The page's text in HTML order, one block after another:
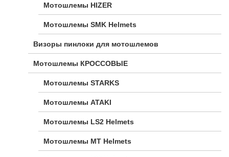
Мотошлемы HIZER
Мотошлемы SMK Helmets
Визоры пинлоки для мотошлемов
Мотошлемы КРОССОВЫЕ
Мотошлемы STARKS
Мотошлемы ATAKI
Мотошлемы LS2 Helmets
Мотошлемы MT Helmets